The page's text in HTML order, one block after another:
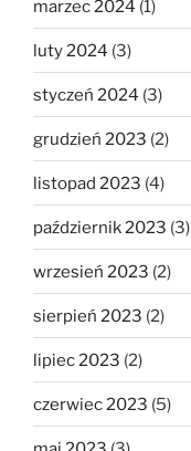
marzec 2024 (1)
luty 2024 (3)
styczeń 2024 (3)
grudzień 2023 (2)
listopad 2023 (4)
październik 2023 (3)
wrzesień 2023 (2)
sierpień 2023 (2)
lipiec 2023 (2)
czerwiec 2023 (5)